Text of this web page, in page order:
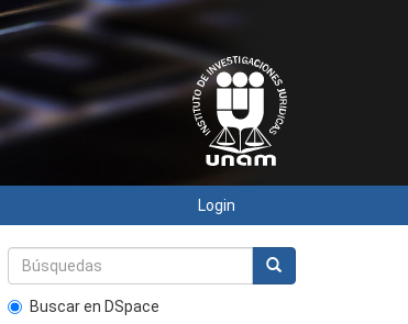
Login
Buscar en DSpace